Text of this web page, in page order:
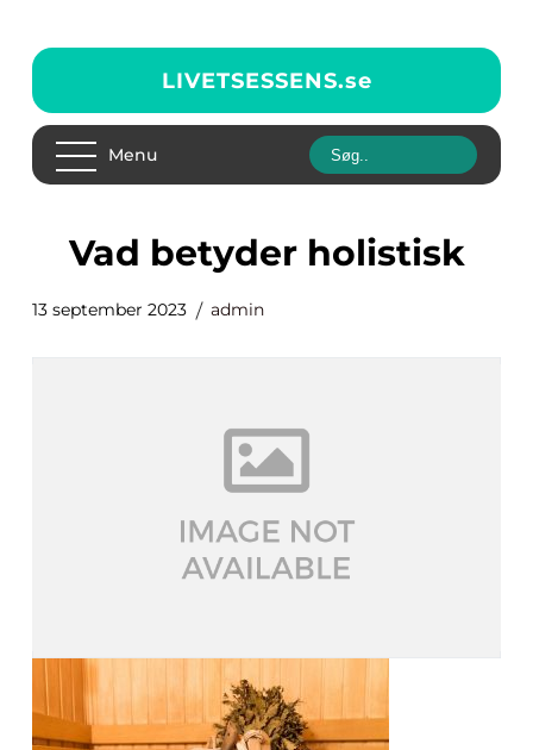
LIVETSESSENS.se
Menu
vad betyder holistisk
13 september 2023 admin